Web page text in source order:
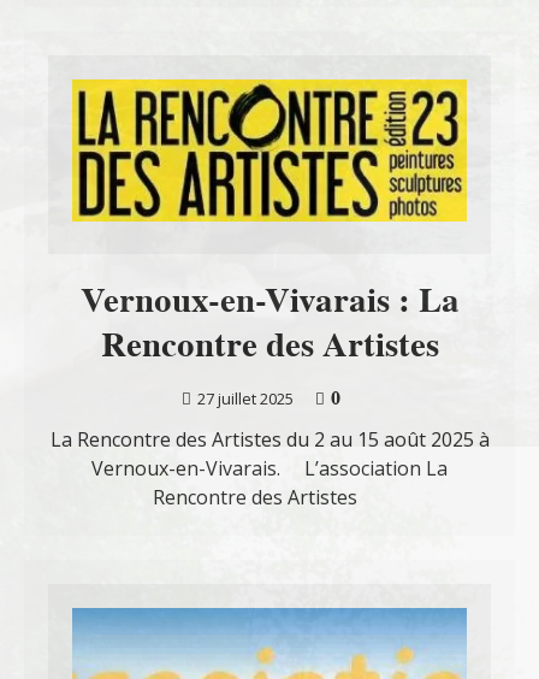
Vernoux-en-Vivarais : La
Rencontre des Artistes
27 juillet 2025
0
La Rencontre des Artistes du 2 au 15 août 2025 à
Vernoux-en-Vivarais. L’association La
Rencontre des Artistes